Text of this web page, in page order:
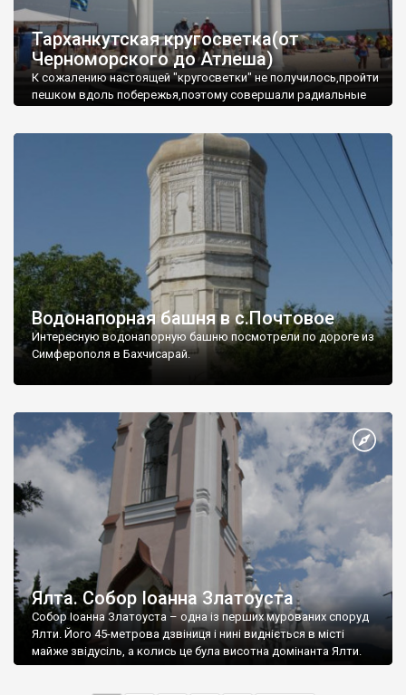
Тарханкутская кругосветка(от
Черноморского до Атлеша)
К сожалению настоящей "кругосветки" не получилось,пройти
пешком вдоль побережья,поэтому совершали радиальные
Водонапорная башня в с.Почтовое
Интересную водонапорную башню посмотрели по дороге из
Симферополя в Бахчисарай.
Ялта. Собор Іоанна Златоуста
Собор Іоанна Златоуста – одна із перших мурованих споруд
Ялти. Його 45-метрова дзвіниця і нині видніється в місті
майже звідусіль, а колись це була висотна домінанта Ялти.